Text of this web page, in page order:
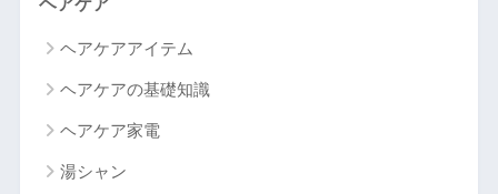
ヘアケア
ヘアケアアイテム
ヘアケアの基礎知識
ヘアケア家電
湯シャン